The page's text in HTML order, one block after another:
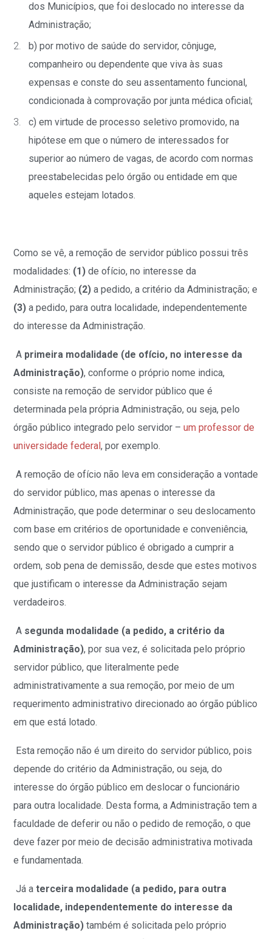
dos Municípios, que foi deslocado no interesse da
Administração;
b) por motivo de saúde do servidor, cônjuge,
companheiro ou dependente que viva às suas
expensas e conste do seu assentamento funcional,
condicionada à comprovação por junta médica oficial;
c) em virtude de processo seletivo promovido, na
hipótese em que o número de interessados for
superior ao número de vagas, de acordo com normas
preestabelecidas pelo órgão ou entidade em que
aqueles estejam lotados.
Como se vê, a remoção de servidor público possui três
modalidades: (1) de ofício, no interesse da
Administração; (2) a pedido, a critério da Administração; e
(3) a pedido, para outra localidade, independentemente
do interesse da Administração.
A primeira modalidade (de ofício, no interesse da
Administração), conforme o próprio nome indica,
consiste na remoção de servidor público que é
determinada pela própria Administração, ou seja, pelo
órgão público integrado pelo servidor – um professor de
universidade federal, por exemplo.
A remoção de ofício não leva em consideração a vontade
do servidor público, mas apenas o interesse da
Administração, que pode determinar o seu deslocamento
com base em critérios de oportunidade e conveniência,
sendo que o servidor público é obrigado a cumprir a
ordem, sob pena de demissão, desde que estes motivos
que justificam o interesse da Administração sejam
verdadeiros.
A segunda modalidade (a pedido, a critério da
Administração), por sua vez, é solicitada pelo próprio
servidor público, que literalmente pede
administrativamente a sua remoção, por meio de um
requerimento administrativo direcionado ao órgão público
em que está lotado.
Esta remoção não é um direito do servidor público, pois
depende do critério da Administração, ou seja, do
interesse do órgão público em deslocar o funcionário
para outra localidade. Desta forma, a Administração tem a
faculdade de deferir ou não o pedido de remoção, o que
deve fazer por meio de decisão administrativa motivada
e fundamentada.
Já aterceira modalidade (a pedido, para outra
localidade, independentemente do interesse da
Administração) também é solicitada pelo próprio